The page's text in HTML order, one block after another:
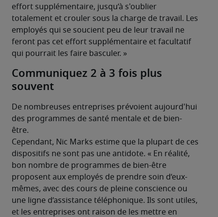
effort supplémentaire, jusqu’à s'oublier
totalement et crouler sous la charge de travail. Les
employés qui se soucient peu de leur travail ne
feront pas cet effort supplémentaire et facultatif
qui pourrait les faire basculer. »
Communiquez 2 à 3 fois plus
souvent
De nombreuses entreprises prévoient aujourd'hui
des programmes de santé mentale et de bien-
être.
Cependant, Nic Marks estime que la plupart de ces
dispositifs ne sont pas une antidote. « En réalité,
bon nombre de programmes de bien-être
proposent aux employés de prendre soin d’eux-
mêmes, avec des cours de pleine conscience ou
une ligne d’assistance téléphonique. Ils sont utiles,
et les entreprises ont raison de les mettre en